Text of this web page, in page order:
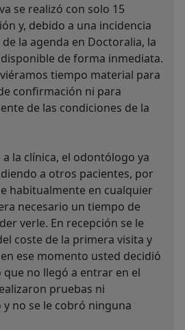
se realizó con solo 15
y, debido a una incidencia
la agenda en Doctoralia, la
de forma inmediata.
tiempo material para
confirmación ni para
de las condiciones de la
la clínica, el odontólogo ya
a otros pacientes, por
habitualmente en cualquier
necesario un tiempo de
verle. En recepción se le
coste de la primera visita y
ese momento usted decidió
no llegó a entrar en el
pruebas ni
no se le cobró ninguna